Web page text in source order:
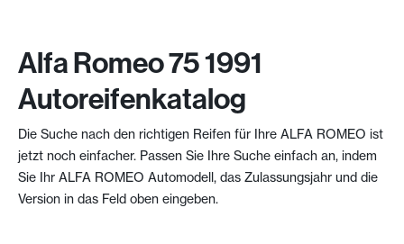
Alfa Romeo 75 1991
Autoreifenkatalog
Die Suche nach den richtigen Reifen für Ihre ALFA ROMEO ist
jetzt noch einfacher. Passen Sie Ihre Suche einfach an, indem
Sie Ihr ALFA ROMEO Automodell, das Zulassungsjahr und die
Version in das Feld oben eingeben.